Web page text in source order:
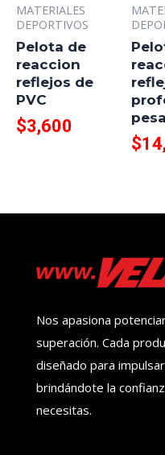
MATERIALES
DEPORTIVOS
Pelota de
reaccion
reflejos de
PVC
$3,600
$
Nos apasiona
superación. Cada
diseñado para
brindándote la
necesitas.